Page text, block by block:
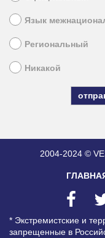
Язык
Региональный
Никакой
2004-2024 ©
* Экстремистские и
запрещенные в